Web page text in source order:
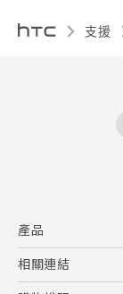
支援
產品
5G
智慧型手機
相關連結